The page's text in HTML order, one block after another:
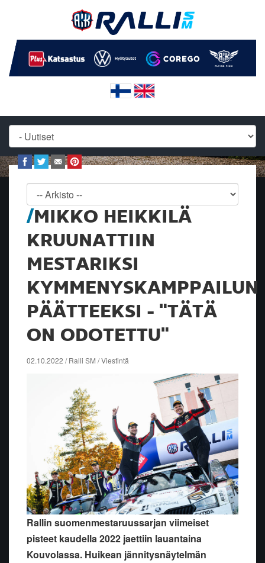
MIKKO HEIKKILÄ
KRUUNATTIIN
MESTARIKSI
KYMMENYSKAMPPAILUN
PÄÄTTEEKSI - "TÄTÄ
ON ODOTETTU"
02.10.2022 / Ralli SM / Viestintä
Rallin suomenmestaruussarjan viimeiset
pisteet kaudella 2022 jaettiin lauantaina
Kouvolassa. Huikean jännitysnäytelmän